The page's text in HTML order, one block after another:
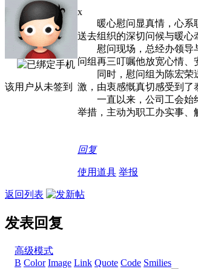
该用户从未签到
x
暖心慰问显真情，心系职
送去组织的深切问候与暖心
慰问现场，总经办领导与
问组再三叮嘱他放宽心情、
同时，慰问组为陈宏荣送
激，由衷感慨真切感受到了
一直以来，公司工会始终
举措，主动为职工办实事、
回复
使用道具 举报
返回列表
发表回复
高级模式
B Color Image Link Quote Code Smilies